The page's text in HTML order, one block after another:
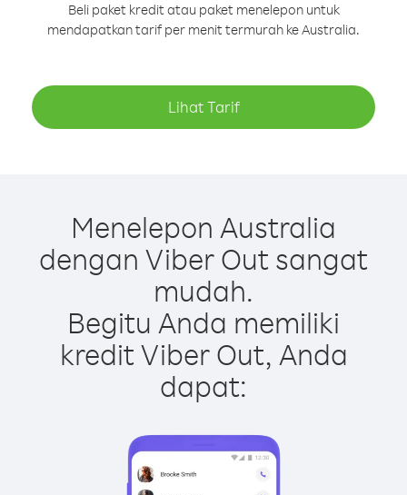
Beli paket kredit atau paket menelepon untuk
mendapatkan tarif per menit termurah ke Australia.
Lihat Tarif
Menelepon Australia
dengan Viber Out sangat
mudah.
Begitu Anda memiliki
kredit Viber Out, Anda
dapat: